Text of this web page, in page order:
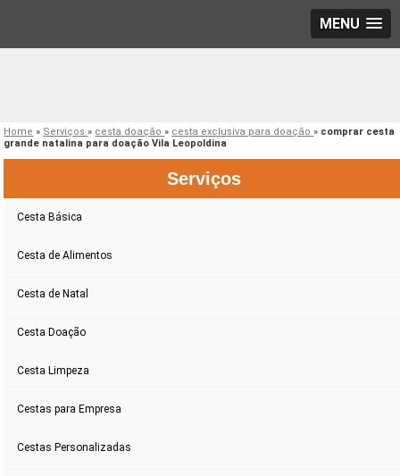
MENU
Home » Serviços» cesta doação» cesta exclusiva para doação» comprar cesta
grande natalina para doação Vila Leopoldina
Serviços
Cesta Básica
Cesta de Alimentos
Cesta de Natal
Cesta Doação
Cesta Limpeza
Cestas para Empresa
Cestas Personalizadas